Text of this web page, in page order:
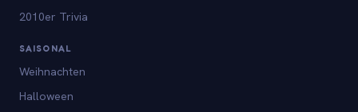
2010er Trivia
SAISONAL
Weihnachten
Halloween